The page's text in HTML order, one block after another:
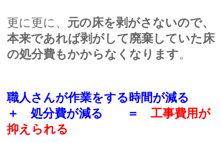
更に更に、 元の床を剥がさないので、
本来であれば剥がして廃棄していた床
の処分費もかからなくなります。
職人さんが作業をする時間が減る
＋ 処分費が減る ＝工事費用が
抑えられる